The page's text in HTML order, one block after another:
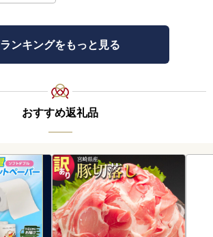
ランキングをもっと見る
おすすめ返礼品